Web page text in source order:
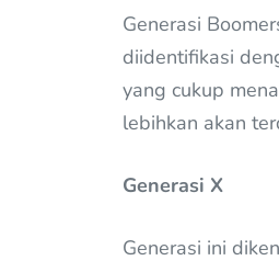
Generasi
diidentifikasi
yang cukup
lebihkan akan
Generasi X
Generasi ini